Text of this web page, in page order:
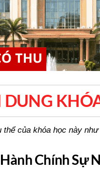
DUNG
của khóa học này
Chính Sự